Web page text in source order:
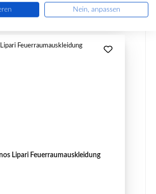
Details
Lipari Feuerraumauskleidung
Nein, anpassen